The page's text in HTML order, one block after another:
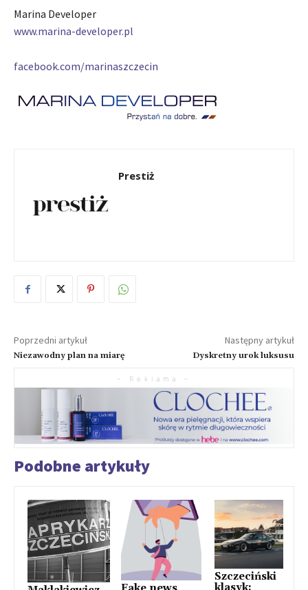
Marina Developer
www.marina-developer.pl
facebook.com/marinaszczecin
Prestiż
Poprzedni artykuł
Niezawodny plan na miarę
Następny artykuł
Dyskretny urok luksusu
– Reklama –
Podobne artykuły
Szczeciński
klasyk: